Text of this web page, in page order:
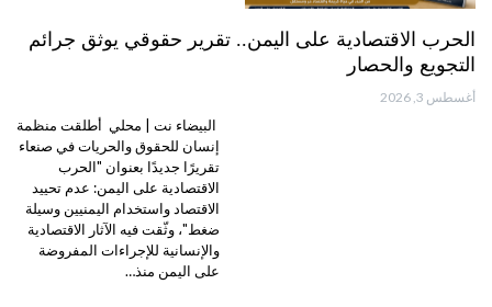
الحرب الاقتصادية على اليمن.. تقرير حقوقي يوثق جرائم
التجويع والحصار
أغسطس 3, 2026
البيضاء نت | محلي أطلقت منظمة
إنسان للحقوق والحريات في صنعاء
تقريرًا جديدًا بعنوان "الحرب
الاقتصادية على اليمن: عدم تحييد
الاقتصاد واستخدام اليمنيين وسيلة
ضغط"، وثّقت فيه الآثار الاقتصادية
والإنسانية للإجراءات المفروضة
على اليمن منذ…